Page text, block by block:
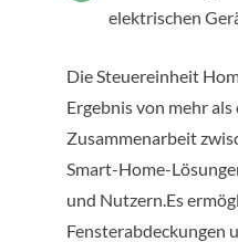
elektrischen
Die Steuereinheit
Ergebnis von mehr
Zusammenarbeit
Smart-Home-
und Nutzern.Es
Fensterabdeckungen